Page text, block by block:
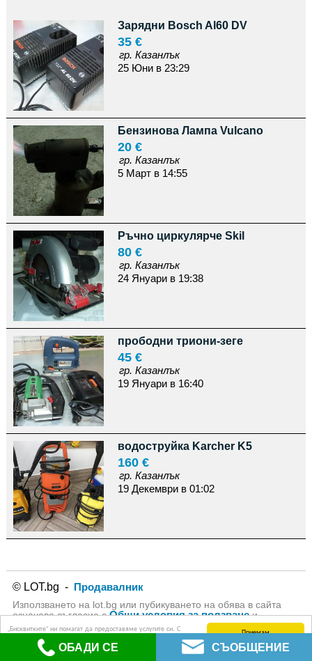
Приемам
„Бисквитките“ ни помагат да предоставяме услугите си. С
използването на услугите ни приемате, че можем да
използваме „бисквитки“.Научете повече (Политика за защита на личните данни)
ОБАДИ СЕ СЪОБЩЕНИЕ
Зарядни Bosch Al60 DV
35 €
гр. Казанлък
25 Юни в 23:29
Бензинова Лампа Vulcano
20 €
гр. Казанлък
5 Март в 14:55
Ръчно циркулярче Skil
80 €
гр. Казанлък
24 Януари в 19:38
прободни триони-зеге
45 €
гр. Казанлък
19 Януари в 16:40
водоструйка Karcher K5
160 €
гр. Казанлък
19 Декември в 01:02
© LOT.bg - Продавалник
Използването на lot.bg или пубикуването на обява в сайта
означава съгласие сОбщи условия за ползванеи
Политика за личните даннина lot.bg